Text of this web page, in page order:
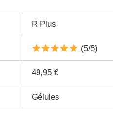
R Plus
(5/5)
49,95 €
Gélules